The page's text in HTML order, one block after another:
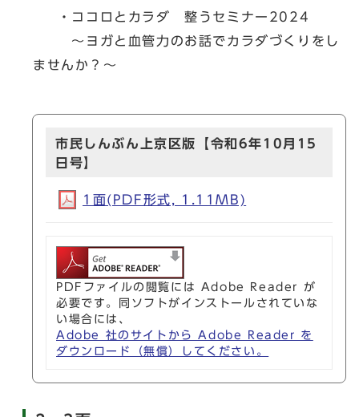
・ココロとカラダ 整うセミナー2024
～ヨガと血管力のお話でカラダづくりをし
ませんか？～
市民しんぶん上京区版【令和6年10月15
日号】
1面(PDF形式, 1.11MB)
PDFファイルの閲覧には Adobe Reader が
必要です。同ソフトがインストールされていな
い場合には、
Adobe 社のサイトから Adobe Reader を
ダウンロード（無償）してください。